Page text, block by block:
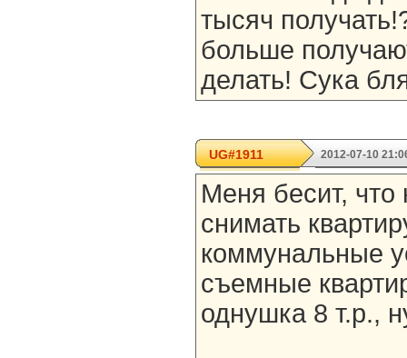
тысяч
больше
делать! Сука
UG#1911 2012-07-10
Меня бесит, что
снимать
коммунальные
съемные
однушка 8 т.р.,